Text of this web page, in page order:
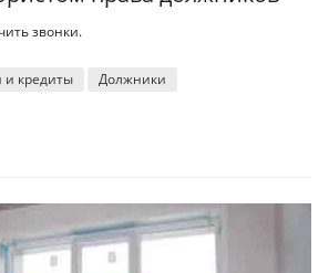
звонки.
и кредиты Должники